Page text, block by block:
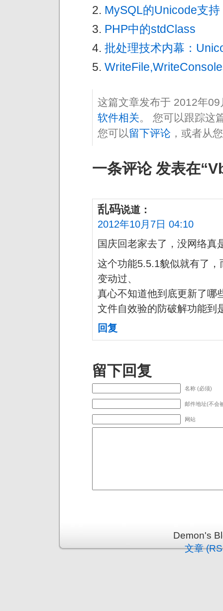
MySQL的Unicode支持
PHP中的stdClass
批处理技术内幕：
这篇文章发布于 2012年
软件相关。 您可以跟踪这
您可以留下评论 ，或者从
一条评论 发表在
乱码说道：
2012年10月7日 04:10
国庆回老家去了，没网络真
这个功能5.5.1貌似就有了
变动过、
真心不知道他到底更新了哪
文件自效验的防破解功能到
回复
留下回复
名称 (必须)
邮件地址(不会
网站
Demon's
文章